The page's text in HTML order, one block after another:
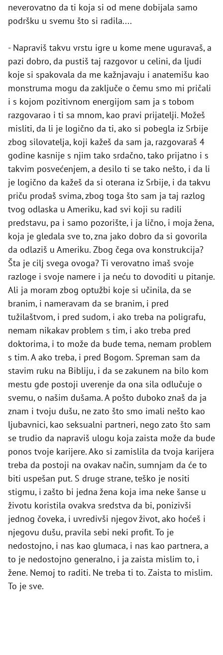
neverovatno da ti koja si od mene dobijala samo
podršku u svemu što si radila....
- Napraviš takvu vrstu igre u kome mene uguravaš, a
pazi dobro, da pustiš taj razgovor u celini, da ljudi
koje si spakovala da me kažnjavaju i anatemišu kao
monstruma mogu da zaključe o čemu smo mi pričali
i s kojom pozitivnom energijom sam ja s tobom
razgovarao i ti sa mnom, kao pravi prijatelji. Možeš
misliti, da li je logično da ti, ako si pobegla iz Srbije
zbog silovatelja, koji kažeš da sam ja, razgovaraš 4
godine kasnije s njim tako srdačno, tako prijatno i s
takvim posvećenjem, a desilo ti se tako nešto, i da li
je logično da kažeš da si oterana iz Srbije, i da takvu
priču prodaš svima, zbog toga što sam ja taj razlog
tvog odlaska u Ameriku, kad svi koji su radili
predstavu, pa i samo pozorište, i ja lično, i moja žena,
koja je gledala sve to, zna jako dobro da si govorila
da odlaziš u Ameriku. Zbog čega ova konstrukcija?
Šta je cilj svega ovoga? Ti verovatno imaš svoje
razloge i svoje namere i ja neću to dovoditi u pitanje.
Ali ja moram zbog optužbi koje si učinila, da se
branim, i nameravam da se branim, i pred
tužilaštvom, i pred sudom, i ako treba na poligrafu,
nemam nikakav problem s tim, i ako treba pred
doktorima, i to može da bude tema, nemam problem
s tim. A ako treba, i pred Bogom. Spreman sam da
stavim ruku na Bibliju, i da se zakunem na bilo kom
mestu gde postoji uverenje da ona sila odlučuje o
svemu, o našim dušama. A pošto duboko znaš da ja
znam i tvoju dušu, ne zato što smo imali nešto kao
ljubavnici, kao seksualni partneri, nego zato što sam
se trudio da napraviš ulogu koja zaista može da bude
ponos tvoje karijere. Ako si zamislila da tvoja karijera
treba da postoji na ovakav način, sumnjam da će to
biti uspešan put. S druge strane, teško je nositi
stigmu, i zašto bi jedna žena koja ima neke šanse u
životu koristila ovakva sredstva da bi, ponizivši
jednog čoveka, i uvredivši njegov život, ako hoćeš i
njegovu dušu, pravila sebi neki profit. To je
nedostojno, i nas kao glumaca, i nas kao partnera, a
to je nedostojno generalno, i ja zaista mislim to, i
žene. Nemoj to raditi. Ne treba ti to. Zaista to mislim.
To je sve.